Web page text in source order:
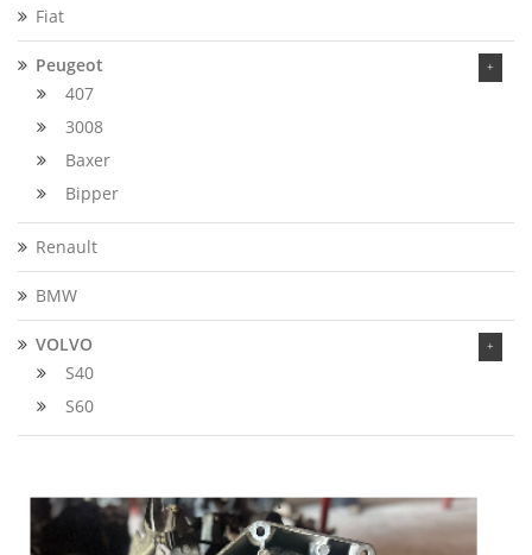
Fiat
Peugeot
407
3008
Baxer
Bipper
Renault
BMW
VOLVO
S40
S60